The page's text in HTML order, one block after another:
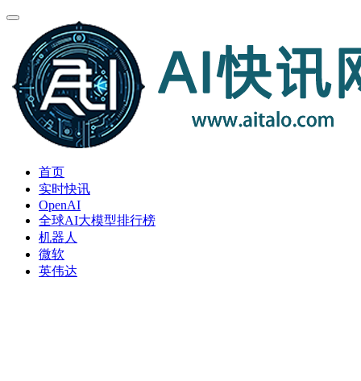
首页
实时快讯
OpenAI
全球AI大模型排行榜
机器人
微软
英伟达